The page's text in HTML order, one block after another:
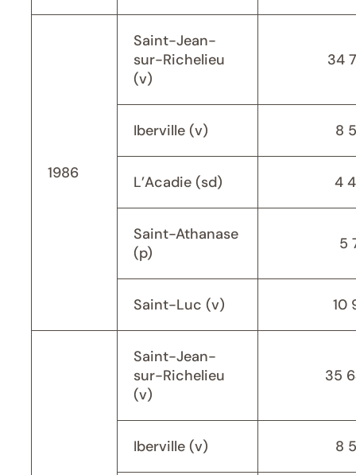
1986
Saint-Jean-
sur-Richelieu
(v)
34
Iberville (v) 8
L’Acadie (sd) 4
Saint-Athanase
(p)
5
Saint-Luc (v) 10
Saint-Jean-
sur-Richelieu
(v)
35
Iberville (v) 8